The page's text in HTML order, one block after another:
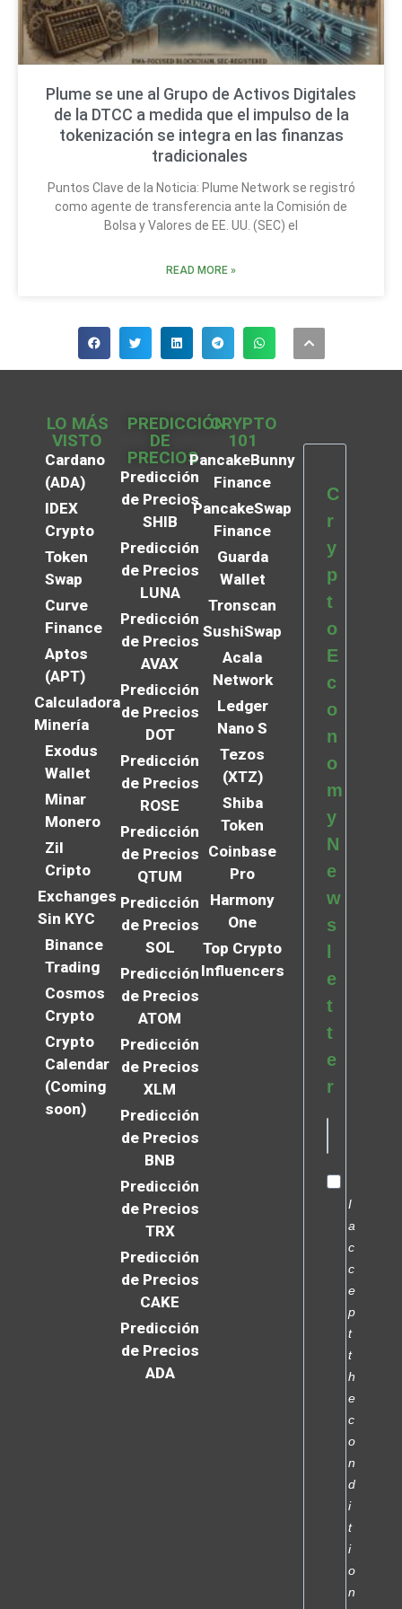
Plume se une al Grupo de Activos Digitales
de la DTCC a medida que el impulso de la
tokenización se integra en las finanzas
tradicionales
Puntos Clave de la Noticia: Plume Network se registró
como agente de transferencia ante la Comisión de
Bolsa y Valores de EE. UU. (SEC) el
READ MORE »
LO MÁS
VISTO
Cardano
(ADA)
IDEX
Crypto
Token
Swap
Curve
Finance
Aptos
(APT)
Calculadora
Minería
Exodus
Wallet
Minar
Monero
Zil
Cripto
Exchanges
Sin KYC
Binance
Trading
Cosmos
Crypto
Crypto
Calendar
(Coming
soon)
PREDICCIÓN
DE
PRECIOS
Predicción
de Precios
SHIB
Predicción
de Precios
LUNA
Predicción
de Precios
AVAX
Predicción
de Precios
DOT
Predicción
de Precios
ROSE
Predicción
de Precios
QTUM
Predicción
de Precios
SOL
Predicción
de Precios
ATOM
Predicción
de Precios
XLM
Predicción
de Precios
BNB
Predicción
de Precios
TRX
Predicción
de Precios
CAKE
Predicción
de Precios
ADA
CRYPTO
101
PancakeBunny
Finance
PancakeSwap
Finance
Guarda
Wallet
Tronscan
SushiSwap
Acala
Network
Ledger
Nano S
Tezos
(XTZ)
Shiba
Token
Coinbase
Pro
Harmony
One
Top Crypto
Influencers
C
r
y
p
t
o
E
c
o
n
o
m
y
N
e
w
s
e
t
t
e
r
I
a
c
c
e
p
t
t
h
e
c
o
n
d
i
t
i
o
n